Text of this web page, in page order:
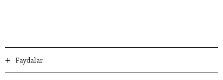
Faydalar